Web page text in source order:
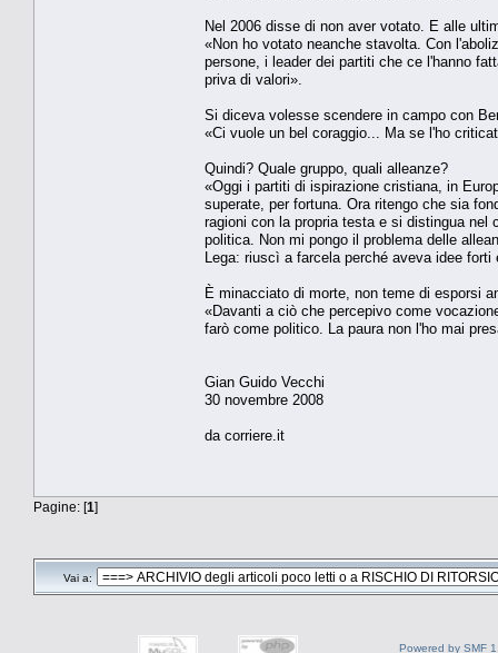
Nel 2006 disse di non aver votato. E alle
«Non ho votato neanche stavolta. Con
persone, i leader dei partiti che ce l'hanno
priva di valori».
Si diceva volesse scendere in campo con
«Ci vuole un bel coraggio... Ma se l'ho
Quindi? Quale gruppo, quali alleanze?
«Oggi i partiti di ispirazione cristiana, in
superate, per fortuna. Ora ritengo che sia
ragioni con la propria testa e si distingua nel
politica. Non mi pongo il problema delle
Lega: riuscì a farcela perché aveva idee
È minacciato di morte, non teme di esporsi
«Davanti a ciò che percepivo come
farò come politico. La paura non l'ho mai
Gian Guido Vecchi
30 novembre 2008
da corriere.it
Pagine: [1]
Vai a:
Powered by SMF